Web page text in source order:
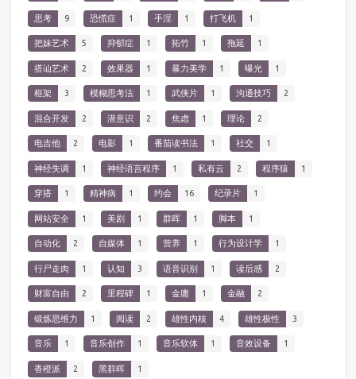
思考 9 恐慌症 1 手淫 1 打飞机 1
把妹艺术 5 抑郁症 1 拓竹 1 拖延 1
搭讪艺术 2 效果器 1 暴力美学 1 曝光 1
框架 3 模糊思考法 1 武侠片 1 沟通技巧 2
混合开发 2 潜意识 2 焦虑 1 理论 2
电吉他 2 电影 1 番茄读书法 1 社交 1
神经失调 1 神经语言程序 1 私有云 2 程序猿 1
穿搭 1 精神病 1 约会 16 纪录片 1
网站安全 1 美剧 1 群晖 1 脚本 1
自动化 2 自媒体 1 营养 1 行为设计学 1
行尸走肉 1 认知 3 语音识别 1 读后感 2
财富自由 2 里程碑 1 金庸 1 金融 2
锻炼思维力 1 阅读 2 雄性内核 4 雄性极性 3
音乐 1 音乐创作 1 音乐软体 1 音效设备 1
香橙派 2 黑群晖 1